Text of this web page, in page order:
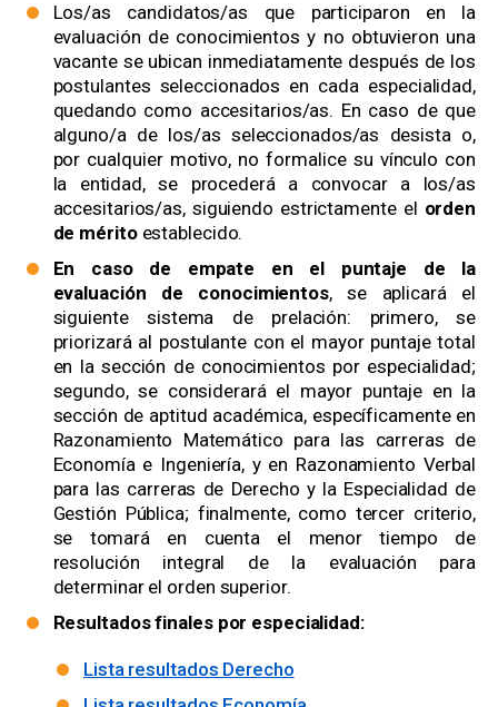
Los/as candidatos/as que participaron en la
evaluación de conocimientos y no obtuvieron una
vacante se ubican inmediatamente después de los
postulantes seleccionados en cada especialidad,
quedando como accesitarios/as. En caso de que
alguno/a de los/as seleccionados/as desista o,
por cualquier motivo, no formalice su vínculo con
la entidad, se procederá a convocar a los/as
accesitarios/as, siguiendo estrictamente el orden
de méritoestablecido.
En caso de empate en el puntaje de la
evaluación de conocimientos, se aplicará el
siguiente sistema de prelación: primero, se
priorizará al postulante con el mayor puntaje total
en la sección de conocimientos por especialidad;
segundo, se considerará el mayor puntaje en la
sección de aptitud académica, específicamente en
Razonamiento Matemático para las carreras de
Economía e Ingeniería, y en Razonamiento Verbal
para las carreras de Derecho y la Especialidad de
Gestión Pública; finalmente, como tercer criterio,
se tomará en cuenta el menor tiempo de
resolución integral de la evaluación para
determinar el orden superior.
Resultados finales por especialidad:
Lista resultados Derecho